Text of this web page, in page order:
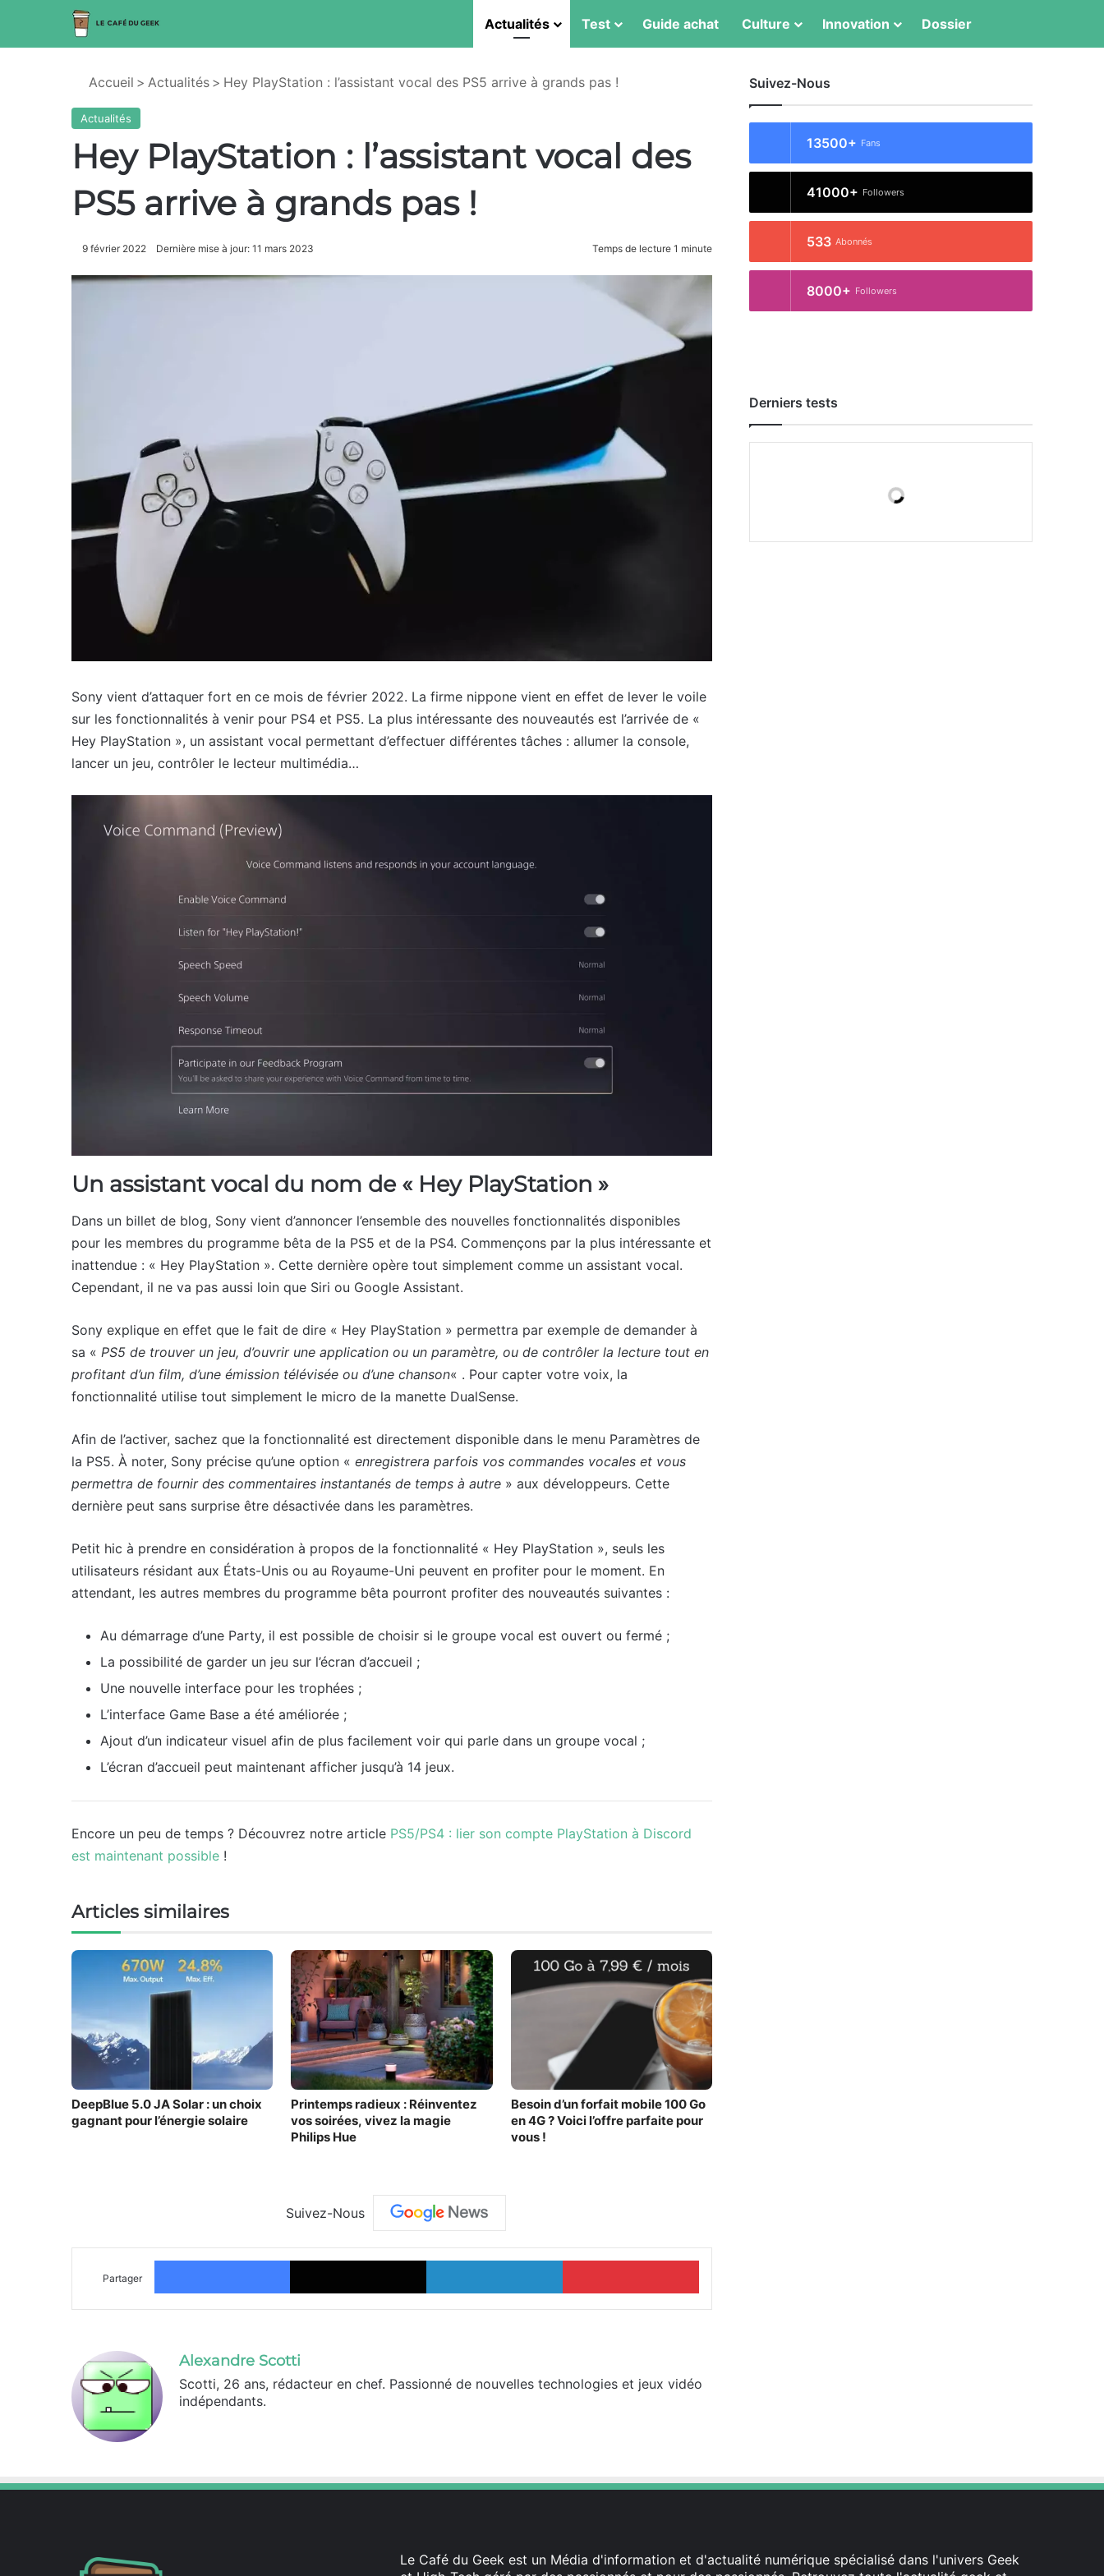
Actualités Test Guide achat Culture Innovation Dossier
Accueil > Actualités > Hey PlayStation : l’assistant vocal des PS5 arrive à grands pas !
Actualités
Hey PlayStation : l’assistant vocal des
PS5 arrive à grands pas !
9 février 2022 Dernière mise à jour: 11 mars 2023 Temps de lecture 1 minute
Sony vient d’attaquer fort en ce mois de février 2022. La firme nippone vient en effet de lever le voile
sur les fonctionnalités à venir pour PS4 et PS5. La plus intéressante des nouveautés est l’arrivée de «
Hey PlayStation », un assistant vocal permettant d’effectuer différentes tâches : allumer la console,
lancer un jeu, contrôler le lecteur multimédia…
Un assistant vocal du nom de « Hey PlayStation »
Dans un billet de blog, Sony vient d’annoncer l’ensemble des nouvelles fonctionnalités disponibles
pour les membres du programme bêta de la PS5 et de la PS4. Commençons par la plus intéressante et
inattendue : « Hey PlayStation ». Cette dernière opère tout simplement comme un assistant vocal.
Cependant, il ne va pas aussi loin que Siri ou Google Assistant.
Sony explique en effet que le fait de dire « Hey PlayStation » permettra par exemple de demander à
sa « PS5 de trouver un jeu, d’ouvrir une application ou un paramètre, ou de contrôler la lecture tout en
profitant d’un film, d’une émission télévisée ou d’une chanson« . Pour capter votre voix, la
fonctionnalité utilise tout simplement le micro de la manette DualSense.
Afin de l’activer, sachez que la fonctionnalité est directement disponible dans le menu Paramètres de
la PS5. À noter, Sony précise qu’une option « enregistrera parfois vos commandes vocales et vous
permettra de fournir des commentaires instantanés de temps à autre » aux développeurs. Cette
dernière peut sans surprise être désactivée dans les paramètres.
Petit hic à prendre en considération à propos de la fonctionnalité « Hey PlayStation », seuls les
utilisateurs résidant aux États-Unis ou au Royaume-Uni peuvent en profiter pour le moment. En
attendant, les autres membres du programme bêta pourront profiter des nouveautés suivantes :
Au démarrage d’une Party, il est possible de choisir si le groupe vocal est ouvert ou fermé ;
La possibilité de garder un jeu sur l’écran d’accueil ;
Une nouvelle interface pour les trophées ;
L’interface Game Base a été améliorée ;
Ajout d’un indicateur visuel afin de plus facilement voir qui parle dans un groupe vocal ;
L’écran d’accueil peut maintenant afficher jusqu’à 14 jeux.
Encore un peu de temps ? Découvrez notre article PS5/PS4 : lier son compte PlayStation à Discord
est maintenant possible !
Articles similaires
DeepBlue 5.0 JA Solar : un choix
gagnant pour l’énergie solaire
Printemps radieux : Réinventez
vos soirées, vivez la magie
Philips Hue
Besoin d’un forfait mobile 100 Go
en 4G ? Voici l’offre parfaite pour
vous !
Suivez-Nous
Partager
Facebook X Linkedin Pinterest
Alexandre Scotti
Scotti, 26 ans, rédacteur en chef. Passionné de nouvelles technologies et jeux vidéo
indépendants.
Suivez-Nous
13500+ Fans
41000+ Followers
533 Abonnés
8000+ Followers
Derniers tests
Le Café du Geek est un Média d'information et d'actualité numérique spécialisé dans l'univers Geek